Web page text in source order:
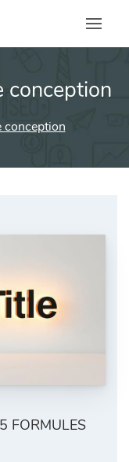
conception
conception
FORMULES